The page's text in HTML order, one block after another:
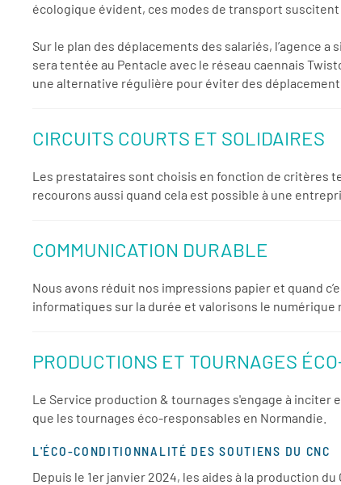
écologique évident, ces modes de transport
Sur le plan des déplacements des salariés, l’agence
sera tentée au Pentacle avec le réseau caennais
une alternative régulière pour éviter des
CIRCUITS COURTS ET SOLIDAIRES
Les prestataires sont choisis en fonction de critères
recourons aussi quand cela est possible à une
COMMUNICATION DURABLE
Nous avons réduit nos impressions papier et quand
informatiques sur la durée et valorisons le numérique
PRODUCTIONS ET TOURNAGES
Le Service production & tournages s'engage à
que les tournages éco-responsables en Normandie.
L'ÉCO-CONDITIONNALITÉ DES SOUTIENS DU CNC
Depuis le 1er janvier 2024, les aides à la production